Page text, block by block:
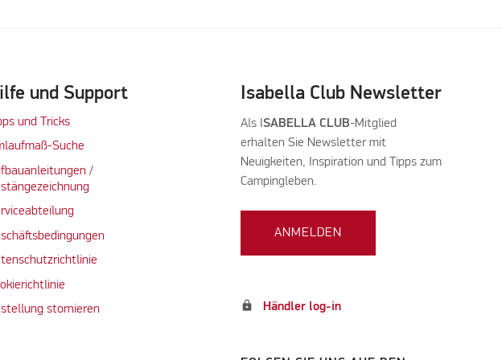
und Support
und Tricks
Suche
/
stornieren
Isabella Club Newsletter
Als I SABELLA CLUB-Mitglied
erhalten Sie Newsletter mit
Neuigkeiten, Inspiration und Tipps zum
Campingleben.
ANMELDEN
lock Händler log-in